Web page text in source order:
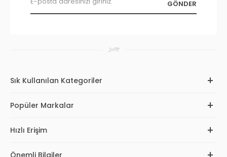
Sık Kullanılan Kategoriler
Popüler Markalar
Hızlı Erişim